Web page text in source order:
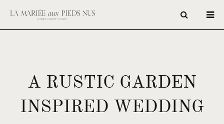
A RUSTIC GARDEN
INSPIRED WEDDING